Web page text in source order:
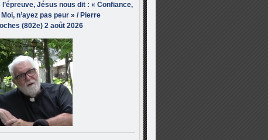
l’épreuve, Jésus nous dit : « Confiance,
Moi, n’ayez pas peur » / Pierre
(802e) 2 août 2026